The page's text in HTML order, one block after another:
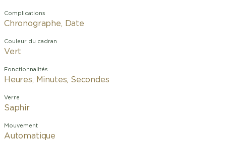
Complications
Chronographe, Date
Couleur du cadran
Vert
Fonctionnalités
Heures, Minutes, Secondes
Verre
Saphir
Mouvement
Automatique